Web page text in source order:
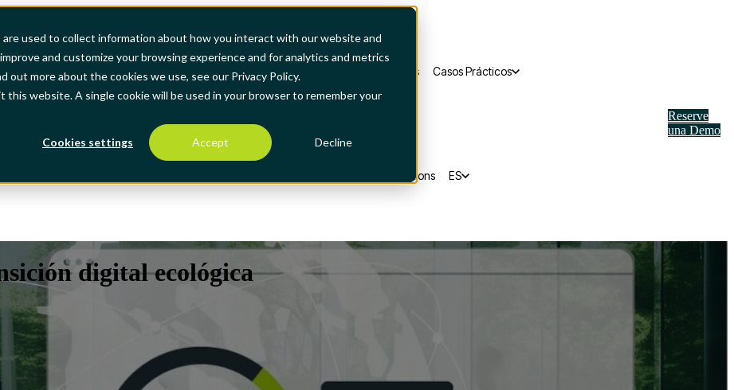
used to collect information about how you interact with our website and
and customize your browsing experience and for analytics and metrics
more about the cookies we use, see our Privacy Policy.
website. A single cookie will be used in your browser to remember your
Cookies settings Accept Decline
Show submenu for Soluciones Show submenu for Casos Prácticos Casos Prácticos
Show submenu for translations ES
Reserve
una Demo
digital ecológica